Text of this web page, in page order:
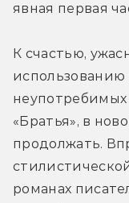
явная первая
К счастью,
неупотребимых
«Братья», в
продолжать.
романах